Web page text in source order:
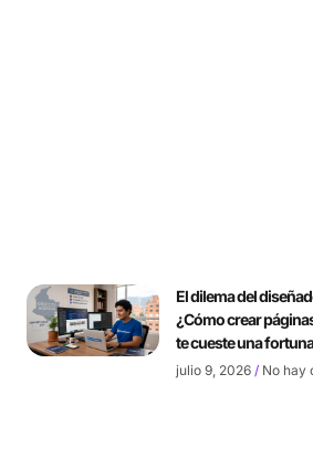
El dilema del
¿Cómo crear
te cueste una
julio 9, 2026 No hay